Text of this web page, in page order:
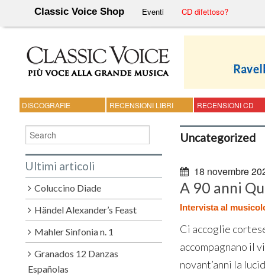
Classic Voice Shop Eventi CD difettoso?
DISCOGRAFIE RECENSIONI LIBRI RECENSIONI CD
Uncategorized
18 novembre
A 90 anni
Intervista al
Ci accoglie
accompagnano il
novant’anni la
Ultimi articoli
Coluccino Diade
Händel Alexander’s Feast
Mahler Sinfonia n. 1
Granados 12 Danzas
Españolas